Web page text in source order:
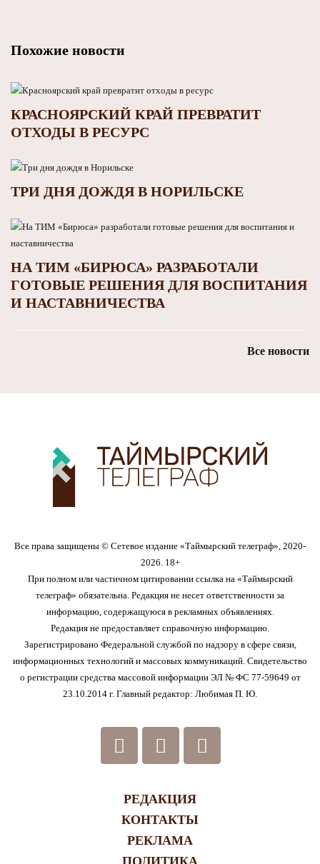
Похожие новости
КРАСНОЯРСКИЙ КРАЙ ПРЕВРАТИТ
ОТХОДЫ В РЕСУРС
ТРИ ДНЯ ДОЖДЯ В НОРИЛЬСКЕ
НА ТИМ «БИРЮСА» РАЗРАБОТАЛИ
ГОТОВЫЕ РЕШЕНИЯ ДЛЯ ВОСПИТАНИЯ
И НАСТАВНИЧЕСТВА
Все новости
Все права защищены © Сетевое издание «Таймырский телеграф», 2020-
2026. 18+
При полном или частичном цитировании ссылка на «Таймырский
телеграф» обязательна. Редакция не несет ответственности за
информацию, содержащуюся в рекламных объявлениях.
Редакция не предоставляет справочную информацию.
Зарегистрировано Федеральной службой по надзору в сфере связи,
информационных технологий и массовых коммуникаций. Свидетельство
о регистрации средства массовой информации ЭЛ № ФС 77-59649 от
23.10.2014 г. Главный редактор: Любимая П. Ю.
РЕДАКЦИЯ
КОНТАКТЫ
РЕКЛАМА
ПОЛИТИКА